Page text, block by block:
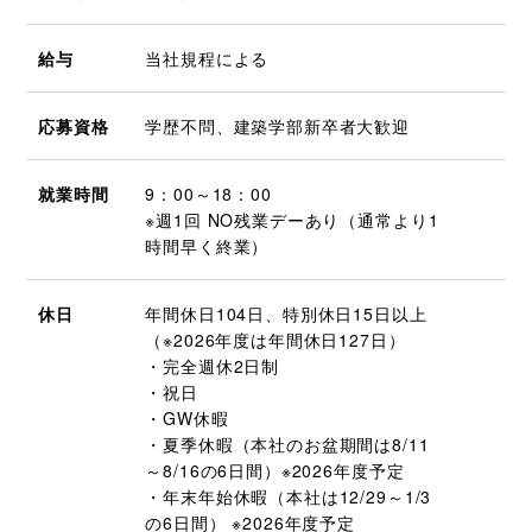
給与 当社規程による
応募資格 学歴不問、建築学部新卒者大歓迎
就業時間
9：00～18：00
※週1回 NO残業デーあり（通常より1
時間早く終業）
休日
年間休日104日、特別休日15日以上
（※2026年度は年間休日127日）
・完全週休2日制
・祝日
・GW休暇
・夏季休暇（本社のお盆期間は8/11
～8/16の6日間）※2026年度予定
・年末年始休暇（本社は12/29～1/3
の6日間） ※2026年度予定